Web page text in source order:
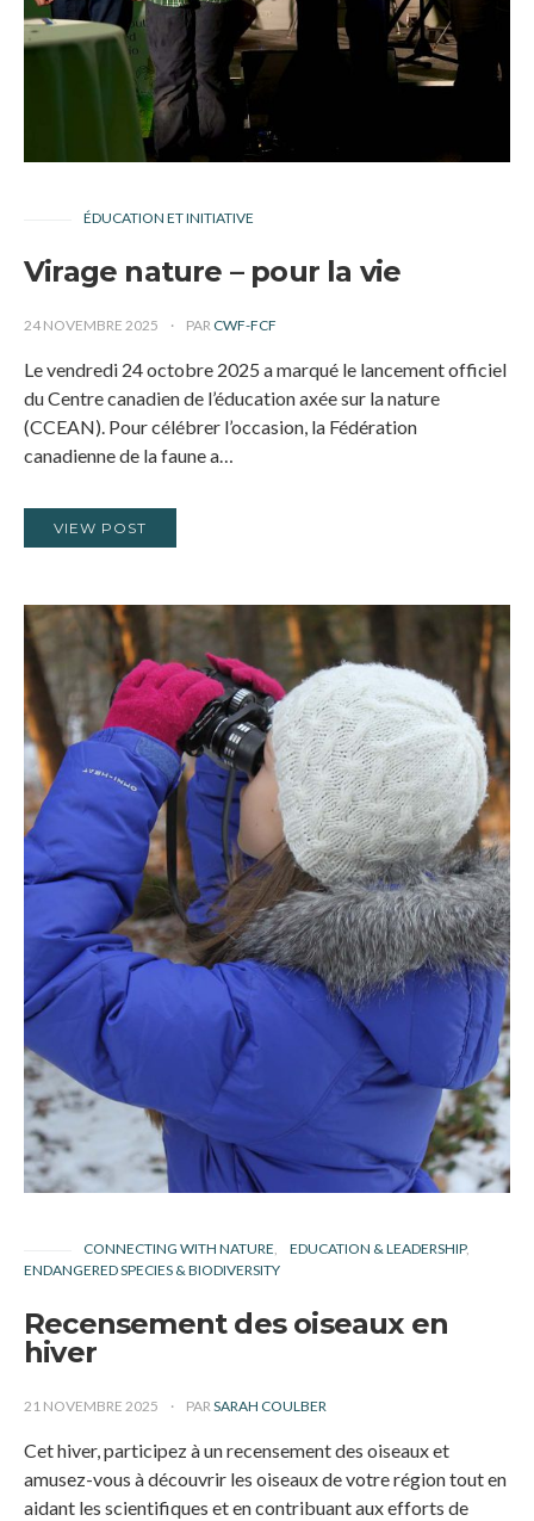
ÉDUCATION ET INITIATIVE
Virage nature – pour la vie
24 NOVEMBRE 2025 PAR CWF-FCF
Le vendredi 24 octobre 2025 a marqué le lancement officiel
du Centre canadien de l’éducation axée sur la nature
(CCEAN). Pour célébrer l’occasion, la Fédération
canadienne de la faune a…
VIEW POST
CONNECTING WITH NATURE
EDUCATION & LEADERSHIP
ENDANGERED SPECIES & BIODIVERSITY
Recensement des oiseaux en
hiver
21 NOVEMBRE 2025 PARSARAH COULBER
Cet hiver, participez à un recensement des oiseaux et
amusez-vous à découvrir les oiseaux de votre région tout en
aidant les scientifiques et en contribuant aux efforts de